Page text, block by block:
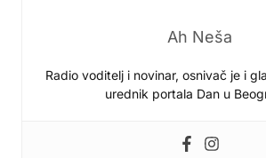
Ah Neša
Radio voditelj i novinar, osnivač je i
urednik portala Dan u